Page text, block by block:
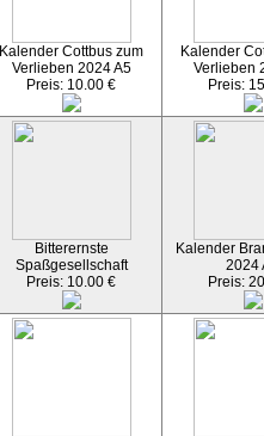
Kalender Cottbus zum
Verlieben 2024 A5
Preis: 10.00 €
Kalender
Verlieben
Preis:
Bitterernste
Spaßgesellschaft
Preis: 10.00 €
Kalender
2024
Preis: